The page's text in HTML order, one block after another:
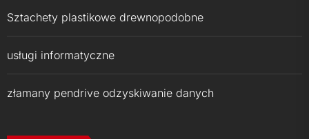
Sztachety plastikowe drewnopodobne
usługi informatyczne
złamany pendrive odzyskiwanie danych